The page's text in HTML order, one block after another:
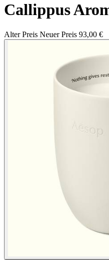
Callippus
Alter Preis Neuer Preis 93,00 €